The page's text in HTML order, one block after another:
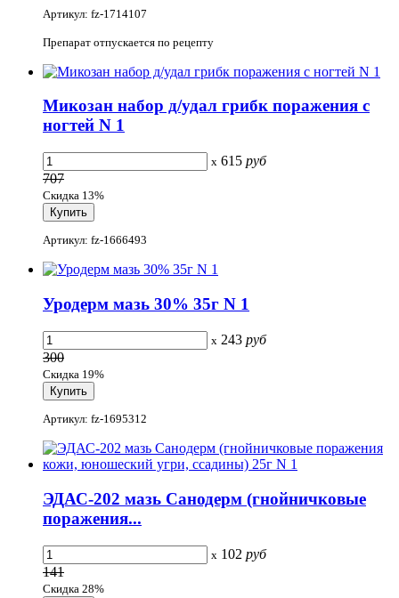
Артикул: fz-1714107
Препарат отпускается по рецепту
Микозан набор д/удал грибк поражения с
ногтей N 1
x 615 руб
707
Скидка 13%
Артикул: fz-1666493
Уродерм мазь 30% 35г N 1
x 243 руб
300
Скидка 19%
Артикул: fz-1695312
ЭДАС-202 мазь Санодерм (гнойничковые
поражения...
x 102 руб
141
Скидка 28%